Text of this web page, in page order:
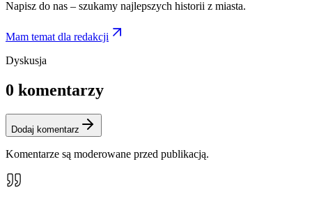
Napisz do nas – szukamy najlepszych historii z miasta.
Mam temat dla redakcji
Dyskusja
0 komentarzy
Dodaj komentarz
Komentarze są moderowane przed publikacją.